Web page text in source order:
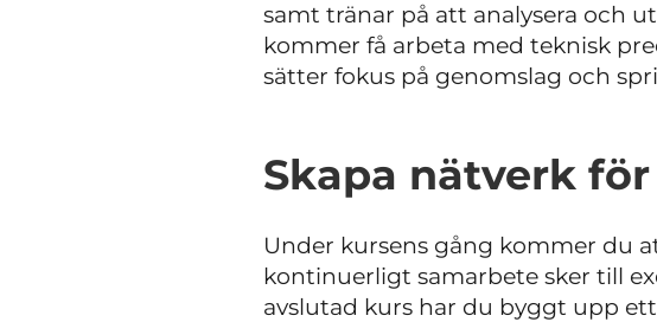
samt tränar på att analysera och
kommer få arbeta med teknisk
sätter fokus på genomslag och
Skapa nätverk
Under kursens gång kommer du
kontinuerligt samarbete sker till
avslutad kurs har du byggt upp